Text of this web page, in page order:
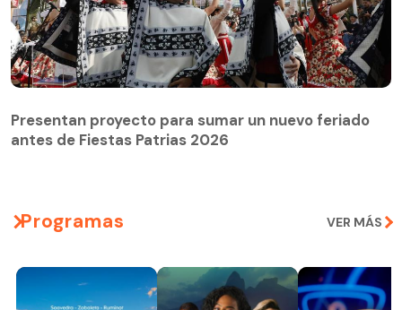
Presentan proyecto para sumar un nuevo feriado
antes de Fiestas Patrias 2026
Programas VER MÁS